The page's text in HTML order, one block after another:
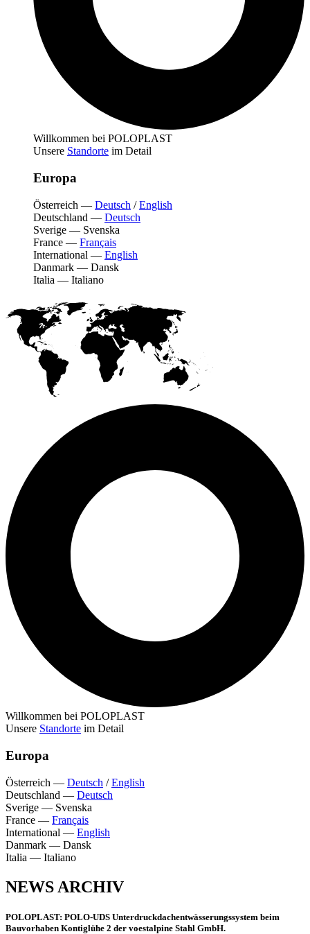
Willkommen bei POLOPLAST
Unsere Standorte im Detail
Europa
Österreich — Deutsch /English
Deutschland — Deutsch
Sverige — Svenska
France — Français
International — English
Danmark — Dansk
Italia — Italiano
Willkommen bei POLOPLAST
Unsere Standorte im Detail
Europa
Österreich — Deutsch /English
Deutschland — Deutsch
Sverige — Svenska
France — Français
International — English
Danmark — Dansk
Italia — Italiano
NEWS ARCHIV
POLOPLAST: POLO-UDS Unterdruckdachentwässerungssystem beim
Bauvorhaben Kontiglühe 2 der voestalpine Stahl GmbH.